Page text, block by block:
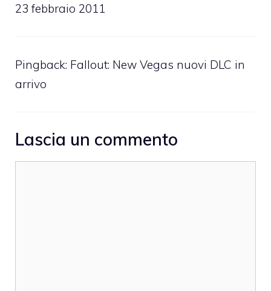
23 febbraio 2011
Pingback: Fallout: New Vegas nuovi DLC in
arrivo
Lascia un commento